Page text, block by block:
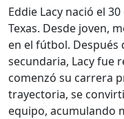
Eddie Lacy nació el
Texas. Desde joven,
en el fútbol. Después
secundaria, Lacy fue
comenzó su carrera
trayectoria, se
equipo, acumulando